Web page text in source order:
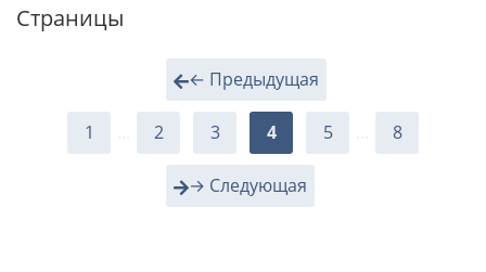
Страницы
← Предыдущая
1 2 3 4 5 8
→ Следующая